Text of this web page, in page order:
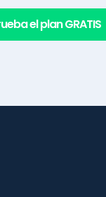
el plan GRATIS